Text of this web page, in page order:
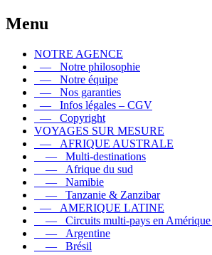
Menu
NOTRE AGENCE
— Notre philosophie
— Notre équipe
— Nos garanties
— Infos légales – CGV
— Copyright
VOYAGES SUR MESURE
— AFRIQUE AUSTRALE
— Multi-destinations
— Afrique du sud
— Namibie
— Tanzanie & Zanzibar
— AMERIQUE LATINE
— Circuits multi-pays en Amérique
— Argentine
— Brésil